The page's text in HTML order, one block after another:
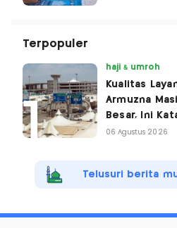
Terpopuler
haji & umroh
Kualitas
Armuzna
Besar, Ini
06 Agustus 2026
Telusuri berita